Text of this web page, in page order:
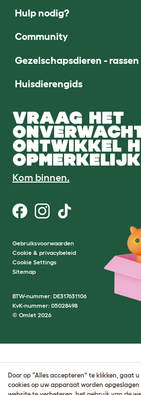
Hulp nodig?
Community
Gezelschapsdieren - rassen
Huisdierengids
VRAAG HET
ONTWIKKEL
Kom binnen.
Gebruiksvoorwaarden
Cookie & privacybeleid
Cookie Settings
Sitemap
BTW-nummer: DE317631106
KvK-nummer: 05028498
© Omlet 2026
Door op “Alles accepteren” te klikken, gaat
cookies op uw apparaat worden